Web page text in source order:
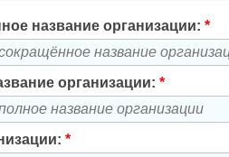
название организации: *
организации: *
*